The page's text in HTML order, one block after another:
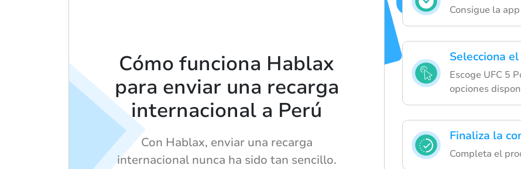
Consigue la
Selecciona
Escoge UFC 5
opciones
Finaliza la
Completa el
Cómo funciona Hablax
para enviar una recarga
internacional a Perú
Con Hablax, enviar una recarga
internacional nunca ha sido tan sencillo.